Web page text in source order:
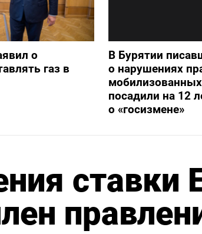
о
газ в
В Бурятии
о нарушениях
посадили на 12
о «госизмене»
ставки